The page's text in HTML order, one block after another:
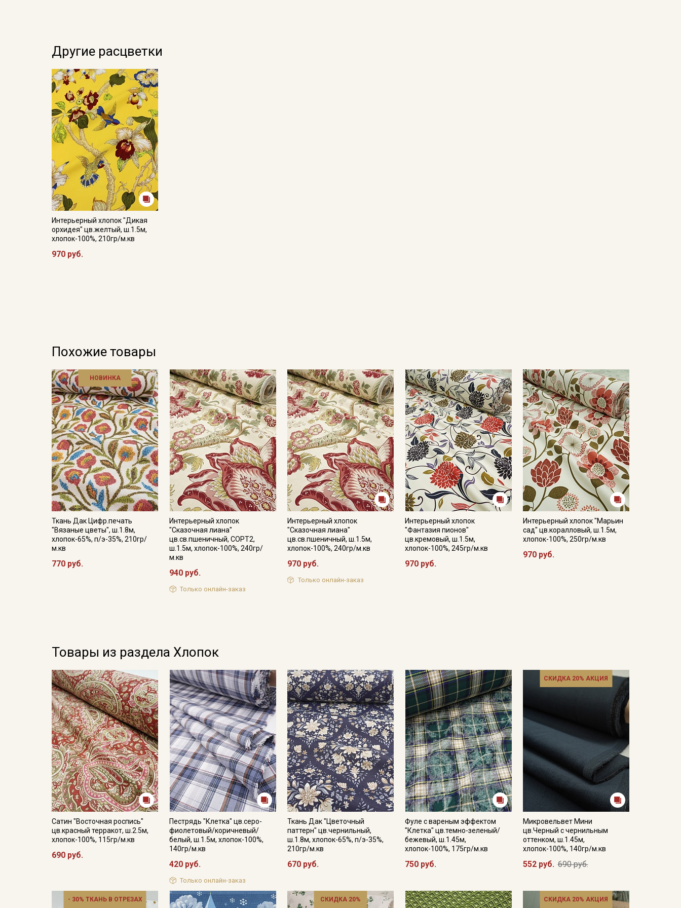
Другие расцветки
Интерьерный хлопок "Дикая
орхидея" цв.желтый, ш.1.5м,
хлопок-100%, 210гр/м.кв
970 руб.
Похожие товары
НОВИНКА
Ткань Дак Цифр.печать
"Вязаные цветы", ш.1.8м,
хлопок-65%, п/э-35%, 210гр/
м.кв
770 руб.
Интерьерный хлопок
"Сказочная лиана"
цв.св.пшеничный, СОРТ2,
ш.1.5м, хлопок-100%, 240гр/
м.кв
940 руб.
Только онлайн-заказ
Интерьерный хлопок
"Сказочная лиана"
цв.св.пшеничный, ш.1.5м,
хлопок-100%, 240гр/м.кв
970 руб.
Только онлайн-заказ
Интерьерный хлопок
"Фантазия пионов"
цв.кремовый, ш.1.5м,
хлопок-100%, 245гр/м.кв
970 руб.
Интерьерный хлопок "Марьин
сад" цв.коралловый, ш.1.5м,
хлопок-100%, 250гр/м.кв
970 руб.
Товары из раздела Хлопок
Сатин "Восточная роспись"
цв.красный терракот, ш.2.5м,
хлопок-100%, 115гр/м.кв
690 руб.
Пестрядь "Клетка" цв.серо-
фиолетовый/коричневый/
белый, ш.1.5м, хлопок-100%,
140гр/м.кв
420 руб.
Только онлайн-заказ
Ткань Дак "Цветочный
паттерн" цв.чернильный,
ш.1.8м, хлопок-65%, п/э-35%,
210гр/м.кв
670 руб.
Фуле с вареным эффектом
"Клетка" цв.темно-зеленый/
бежевый, ш.1.45м,
хлопок-100%, 175гр/м.кв
750 руб.
СКИДКА 20% АКЦИЯ
Микровельвет Мини
цв.Черный с чернильным
оттенком, ш.1.45м,
хлопок-100%, 140гр/м.кв
552 руб. 690 руб.
- 30% ТКАНЬ В ОТРЕЗАХ СКИДКА 20% СКИДКА 20% АКЦИЯ